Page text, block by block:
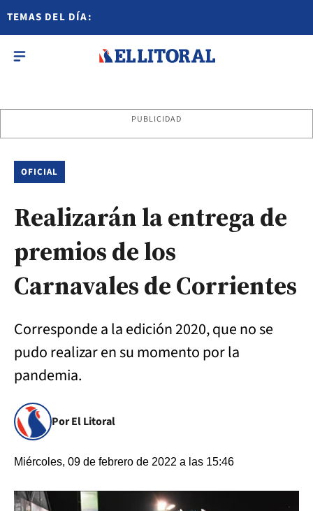
TEMAS DEL DÍA:
PUBLICIDAD
OFICIAL
Realizarán la entrega de
premios de los
Carnavales de Corrientes
Corresponde a la edición 2020, que no se
pudo realizar en su momento por la
pandemia.
Por El Litoral
Miércoles, 09 de febrero de 2022 a las 15:46